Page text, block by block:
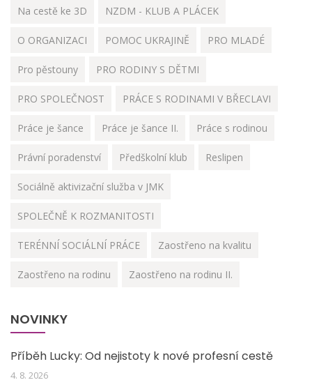
Na cestě ke 3D NZDM - KLUB A PLÁCEK
O ORGANIZACI POMOC UKRAJINĚ PRO MLADÉ
Pro pěstouny PRO RODINY S DĚTMI
PRO SPOLEČNOST PRÁCE S RODINAMI V BŘECLAVI
Práce je šance Práce je šance II. Práce s rodinou
Právní poradenství Předškolní klub Reslipen
Sociálně aktivizační služba v JMK
SPOLEČNĚ K ROZMANITOSTI
TERÉNNÍ SOCIÁLNÍ PRÁCE Zaostřeno na kvalitu
Zaostřeno na rodinu Zaostřeno na rodinu II.
NOVINKY
Příběh Lucky: Od nejistoty k nové profesní cestě
4. 8. 2026